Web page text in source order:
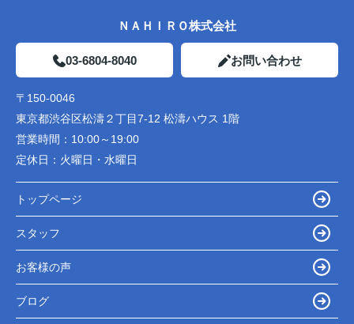
ＮＡＨＩＲＯ株式会社
03-6804-8040 お問い合わせ
〒150-0046
東京都渋谷区松濤２丁目7-12 松濤ハウス 1階
営業時間： 10:00～19:00
定休日： 火曜日・水曜日
トップページ
スタッフ
お客様の声
ブログ